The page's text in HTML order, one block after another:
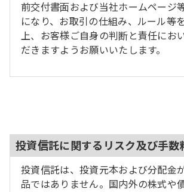
前交付書面および当社ホームページ
になり、お取引の仕組み、ルール等
上、お客様ご自身の判断と責任にお
だきますようお願いいたします。
投資信託に関するリスク及び手数
投資信託は、投資元本および分配金
品ではありません。国内外の株式や